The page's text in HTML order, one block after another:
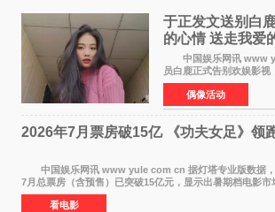
于正发文送别白
的心情 送走我爱
中国娱乐网讯 www
员白鹿正式告别欢娱影视
此，欢娱影视创始人于正
字里行间流露不舍与祝
每次有演员到期不
偶像活动
2026年7月票房破15亿 《功夫女足》领
中国娱乐网讯 www yule com cn 据灯塔专业版数据，
7月总票房（含预售）已突破15亿元，显示出暑期档电影
众多上映影片中，《功夫女足》《小黄人与大
看电影